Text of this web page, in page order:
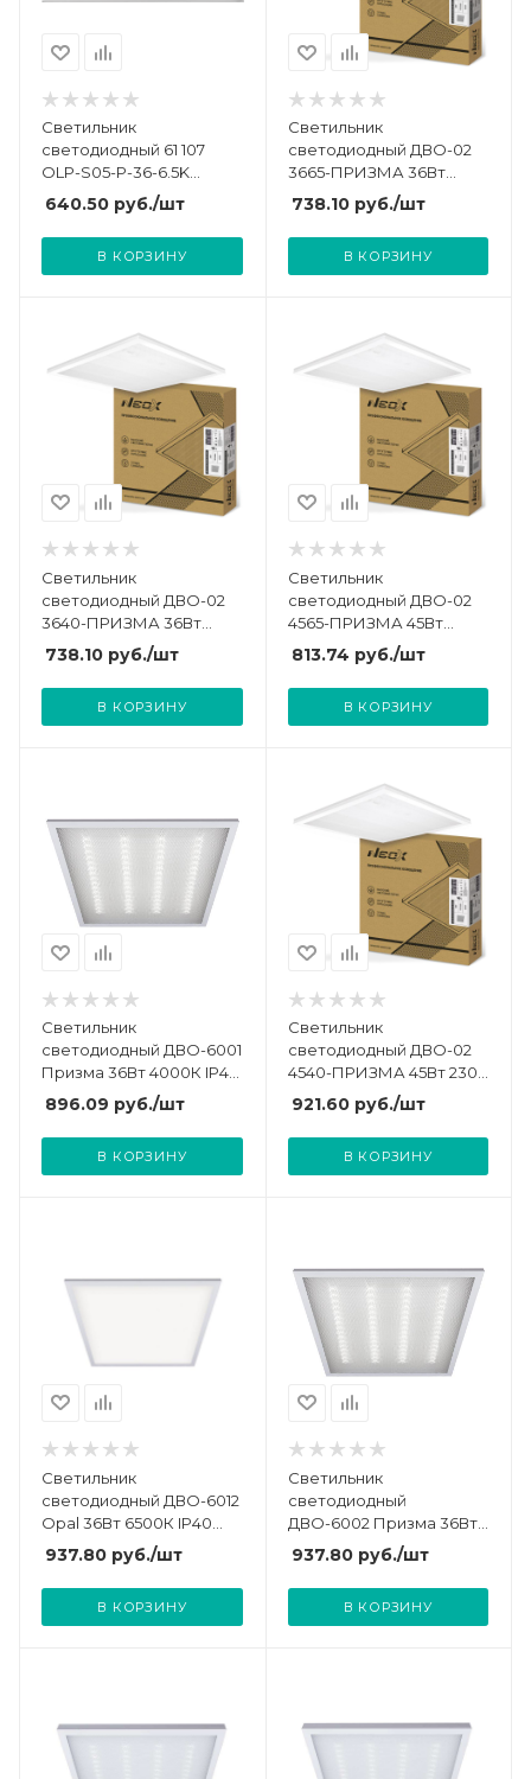
Светильник
светодиодный 61 107
OLP-S05-P-36-6.5K
595х595 универс.
рассеив. призма с
драйвером панель
(аналог ЛВО 4х18)
640.50 руб./шт
В КОРЗИНУ
Светильник
светодиодный ДВО-02
3665-ПРИЗМА 36Вт
6500К 3800лм 230В
110лм/Вт 595х595х15
универс. панель NEOX
4690612038179
738.10руб./шт
В КОРЗИНУ
Светильник
светодиодный ДВО-02
3640-ПРИЗМА 36Вт
230В 4000К 3800лм
110лм/Вт 595х595х19
универс. панель NEOX
4690612038162
738.10 руб./шт
В КОРЗИНУ
Светильник
светодиодный ДВО-02
4565-ПРИЗМА 45Вт
6500К 4700лм 100лм/Вт
230В 595х595х19 универс.
панель NEOX
4690612037653
813.74 руб./шт
В КОРЗИНУ
Светильник
светодиодный ДВО-6001
Призма 36Вт 4000К IP40
595х595х19 ДВО/ДПО
рассеив. V2 негорюч.;
панель ФАZА 5033856A
896.09 руб./шт
В КОРЗИНУ
Светильник
светодиодный ДВО-02
4540-ПРИЗМА 45Вт 230В
4000К 4700лм 100лм/Вт
595х595х19 универс.
панель NEOX
4690612037646
921.60руб./шт
В КОРЗИНУ
Светильник
светодиодный ДВО-6012
Opal 36Вт 6500К IP40
595х595х19 ДВО/ДПО
рассеив. V2 негорюч.;
панель ФАZА 5034525B
937.80 руб./шт
В КОРЗИНУ
Светильник
светодиодный
ДВО-6002 Призма 36Вт
6500К IP40 595х595х19
ДВО/ДПО рассеив. V2
негорюч.; панель ФАZА
5033870A
937.80руб./шт
В КОРЗИНУ